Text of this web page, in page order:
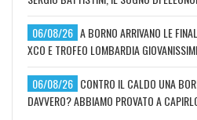
06/08/26 A BORNO ARRIVANO LE
XCO E TROFEO LOMBARDIA GIOVANISSIMI
06/08/26 CONTRO IL CALDO UNA
DAVVERO? ABBIAMO PROVATO A